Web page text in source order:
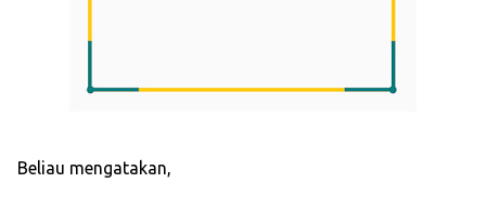
Beliau mengatakan,